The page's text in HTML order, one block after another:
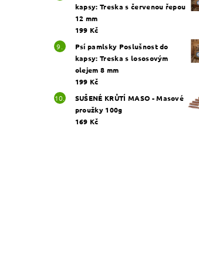
kapsy: Treska s červenou řepou
12 mm
199 Kč
Psí pamlsky Poslušnost do
kapsy: Treska s lososovým
olejem 8 mm
199 Kč
SUŠENÉ KRŮTÍ MASO - Masové
proužky 100g
169 Kč